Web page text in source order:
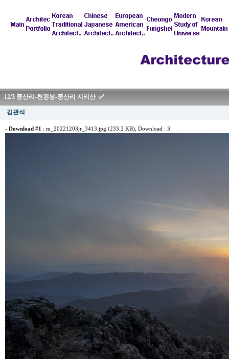
12/3 중산리-천왕봉-중산리 지리산 ✅
김관석
- Download #1 : m_20221203jr_3413.jpg (233.2 KB) , Download : 3